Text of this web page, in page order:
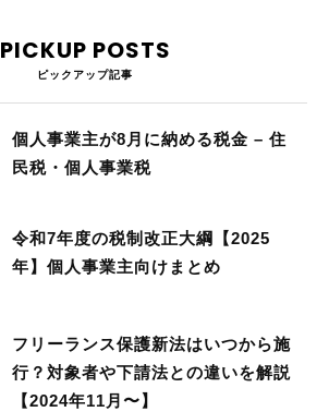
PICKUP POSTS
ピックアップ記事
個人事業主が8月に納める税金 – 住
民税・個人事業税
令和7年度の税制改正大綱【2025
年】個人事業主向けまとめ
フリーランス保護新法はいつから施
行？対象者や下請法との違いを解説
【2024年11月〜】